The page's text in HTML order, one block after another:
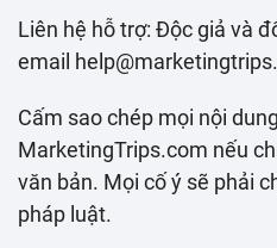
Liên hệ hỗ trợ: Độc giả và
email
Cấm sao chép mọi nội
MarketingTrips.com nếu
văn bản. Mọi cố ý sẽ phải
pháp luật.